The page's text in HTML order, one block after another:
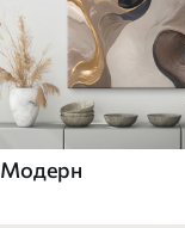
Модерн